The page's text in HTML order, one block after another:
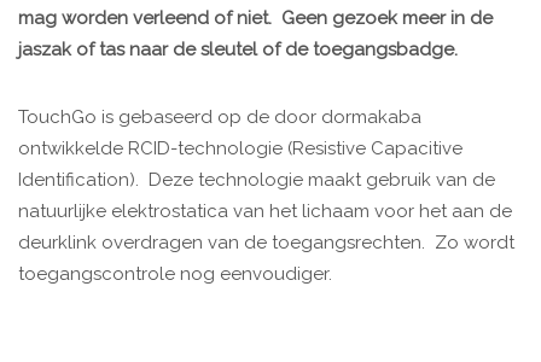
mag worden verleend of niet. Geen gezoek meer in de
jaszak of tas naar de sleutel of de toegangsbadge.
TouchGo is gebaseerd op de door dormakaba
ontwikkelde RCID-technologie (Resistive Capacitive
Identification). Deze technologie maakt gebruik van de
natuurlijke elektrostatica van het lichaam voor het aan de
deurklink overdragen van de toegangsrechten. Zo wordt
toegangscontrole nog eenvoudiger.